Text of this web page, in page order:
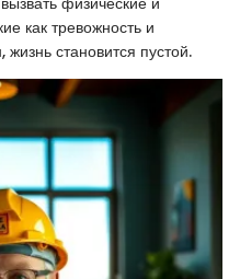
как тревожность и
становится пустой.